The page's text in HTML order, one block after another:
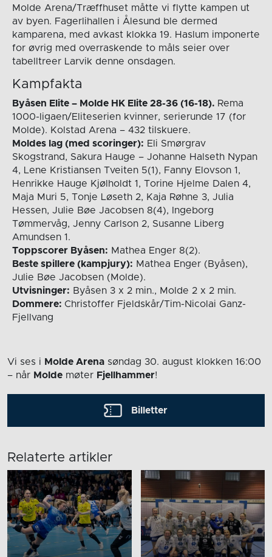
Molde Arena/Træffhuset måtte vi flytte kampen ut
av byen. Fagerlihallen i Ålesund ble dermed
kamparena, med avkast klokka 19. Haslum imponerte
for øvrig med overraskende to måls seier over
tabelltreer Larvik denne onsdagen.
Kampfakta
Byåsen Elite – Molde HK Elite 28-36 (16-18). Rema
1000-ligaen/Eliteserien kvinner, serierunde 17 (for
Molde). Kolstad Arena – 432 tilskuere.
Moldes lag (med scoringer): Eli Smørgrav
Skogstrand, Sakura Hauge – Johanne Halseth Nypan
4, Lene Kristiansen Tveiten 5(1), Fanny Elovson 1,
Henrikke Hauge Kjølholdt 1, Torine Hjelme Dalen 4,
Maja Muri 5, Tonje Løseth 2, Kaja Røhne 3, Julia
Hessen, Julie Bøe Jacobsen 8(4), Ingeborg
Tømmervåg, Jenny Carlson 2, Susanne Liberg
Amundsen 1.
Toppscorer Byåsen: Mathea Enger 8(2).
Beste spillere (kampjury): Mathea Enger (Byåsen),
Julie Bøe Jacobsen (Molde).
Utvisninger: Byåsen 3 x 2 min., Molde 2 x 2 min.
Dommere: Christoffer Fjeldskår/Tim-Nicolai Ganz-
Fjellvang
Vi ses i Molde Arena søndag 30. august klokken 16:00
– når Molde møter Fjellhammer!
Billetter
Relaterte artikler